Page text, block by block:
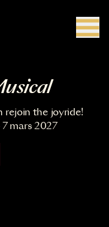
rejoin the joyride!
mars 2027